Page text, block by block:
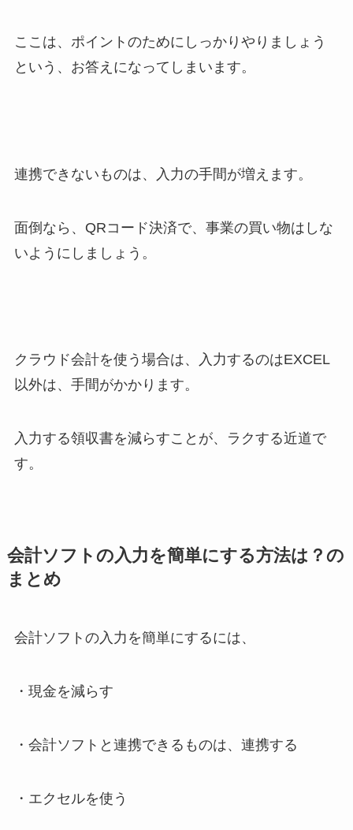
ここは、ポイントのためにしっかりやりましょう
という、お答えになってしまいます。
連携できないものは、入力の手間が増えます。
面倒なら、QRコード決済で、事業の買い物はしな
いようにしましょう。
クラウド会計を使う場合は、入力するのはEXCEL
以外は、手間がかかります。
入力する領収書を減らすことが、ラクする近道で
す。
会計ソフトの入力を簡単にする方法は？の
まとめ
会計ソフトの入力を簡単にするには、
・現金を減らす
・会計ソフトと連携できるものは、連携する
・エクセルを使う